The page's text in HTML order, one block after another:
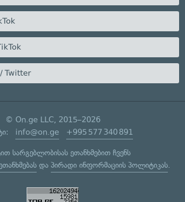
Twitter
© On.ge LLC, 2015–2026
info@on.ge +995 577 340 891
სარგებლობისას ეთანხმებით ჩვენს
და პირადი ინფორმაციის პოლიტიკას.